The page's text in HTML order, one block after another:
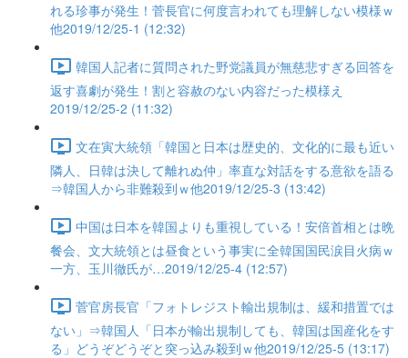
れる珍事が発生！菅長官に何度言われても理解しない模様ｗ
他2019/12/25-1 (12:32)
韓国人記者に質問された野党議員が無慈悲すぎる回答を
返す喜劇が発生！割と容赦のない内容だった模様え
2019/12/25-2 (11:32)
文在寅大統領「韓国と日本は歴史的、文化的に最も近い
隣人、日韓は決して離れぬ仲」率直な対話をする意欲を語る
⇒韓国人から非難殺到ｗ他2019/12/25-3 (13:42)
中国は日本を韓国よりも重視している！安倍首相とは晩
餐会、文大統領とは昼食という事実に全韓国国民涙目火病ｗ
一方、玉川徹氏が…2019/12/25-4 (12:57)
菅官房長官「フォトレジスト輸出規制は、緩和措置では
ない」⇒韓国人「日本が輸出規制しても、韓国は国産化をす
る」どうぞどうぞと突っ込み殺到ｗ他2019/12/25-5 (13:17)